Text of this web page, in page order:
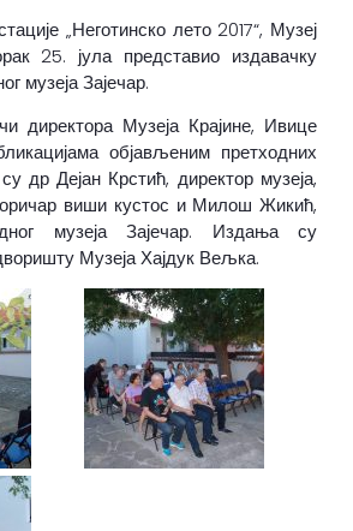
„Неготинско лето 2017“, Музеј
25. јула представио издавачку
музеја Зајечар.
директора Музеја Крајине, Ивице
објављеним претходних
др Дејан Крстић, директор музеја,
виши кустос и Милош Жикић,
музеја Зајечар. Издања су
Музеја Хајдук Вељка.